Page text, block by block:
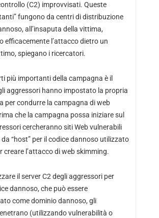
(C2) improvvisati. Queste
fungono da centri di distribuzione
all’insaputa della vittima,
efficacemente l’attacco dietro un
spiegano i ricercatori.
più importanti della campagna è il
aggressori hanno impostato la propria
per condurre la campagna di web
che la campagna possa iniziare sul
cercheranno siti Web vulnerabili
“host” per il codice dannoso utilizzato
creare l’attacco di web skimming.
il server C2 degli aggressori per
dannoso, che può essere
come dominio dannoso, gli
(utilizzando vulnerabilità o